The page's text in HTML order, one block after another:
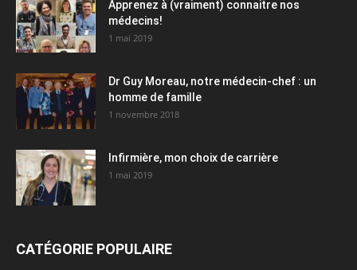
Apprenez à (vraiment) connaitre nos
médecins!
1 mai 2019
Dr Guy Moreau, notre médecin-chef : un
homme de famille
1 novembre 2018
Infirmière, mon choix de carrière
1 mai 2019
CATÉGORIE POPULAIRE